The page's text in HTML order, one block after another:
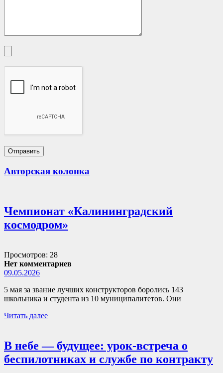
Авторская колонка
Чемпионат «Калининградский
космодром»
Просмотров: 28
Нет комментариев
09.05.2026
5 мая за звание лучших конструкторов боролись 143
школьника и студента из 10 муниципалитетов. Они
Читать далее
В небе — будущее: урок-встреча о
беспилотниках и службе по контракту